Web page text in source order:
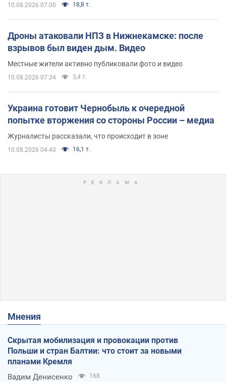
10.08.2026 07:00 18,8 т.
Дроны атаковали НПЗ в Нижнекамске: после
взрывов был виден дым. Видео
Местные жители активно публиковали фото и видео
10.08.2026 07:34 3,4 т.
Украина готовит Чернобыль к очередной
попытке вторжения со стороны России – медиа
Журналисты рассказали, что происходит в зоне
10.08.2026 04:43 16,1 т.
Мнения
Скрытая мобилизация и провокации против
Польши и стран Балтии: что стоит за новыми
планами Кремля
Вадим Денисенко 168